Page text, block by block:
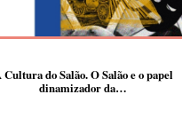
Cultura do Salão. O Salão e o papel
dinamizador da…